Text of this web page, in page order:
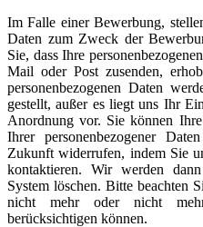
Im Falle einer Bewerbung,
Daten zum Zweck der
Sie, dass Ihre
Mail oder Post zusenden,
personenbezogenen Daten
gestellt, außer es liegt uns Ihr
Anordnung vor. Sie können
Ihrer personenbezogener
Zukunft widerrufen, indem Sie
kontaktieren. Wir werden
System löschen. Bitte beachten
nicht mehr oder nicht
berücksichtigen können.